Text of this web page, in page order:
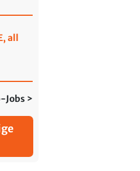
all
Jobs >